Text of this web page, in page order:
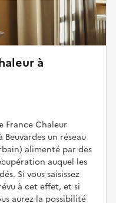
France Chaleur
un réseau
alimenté par des
auquel les
Si vous saisissez
à cet effet, et si
aurez la possibilité